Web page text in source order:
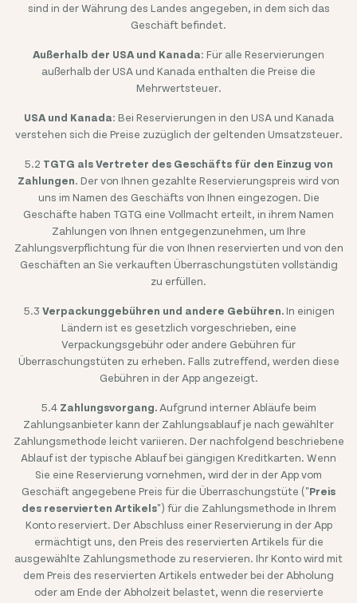
sind in der Währung des Landes angegeben, in dem sich das
Geschäft befindet.
Außerhalb der USA und Kanada: Für alle Reservierungen
außerhalb der USA und Kanada enthalten die Preise die
Mehrwertsteuer.
USA und Kanada: Bei Reservierungen in den USA und Kanada
verstehen sich die Preise zuzüglich der geltenden Umsatzsteuer.
5.2 TGTG als Vertreter des Geschäfts für den Einzug von
Zahlungen. Der von Ihnen gezahlte Reservierungspreis wird von
uns im Namen des Geschäfts von Ihnen eingezogen. Die
Geschäfte haben TGTG eine Vollmacht erteilt, in ihrem Namen
Zahlungen von Ihnen entgegenzunehmen, um Ihre
Zahlungsverpflichtung für die von Ihnen reservierten und von den
Geschäften an Sie verkauften Überraschungstüten vollständig
zu erfüllen.
5.3 Verpackunggebühren und andere Gebühren.In einigen
Ländern ist es gesetzlich vorgeschrieben, eine
Verpackungsgebühr oder andere Gebühren für
Überraschungstüten zu erheben. Falls zutreffend, werden diese
Gebühren in der App angezeigt.
5.4 Zahlungsvorgang. Aufgrund interner Abläufe beim
Zahlungsanbieter kann der Zahlungsablauf je nach gewählter
Zahlungsmethode leicht variieren. Der nachfolgend beschriebene
Ablauf ist der typische Ablauf bei gängigen Kreditkarten. Wenn
Sie eine Reservierung vornehmen, wird der in der App vom
Geschäft angegebene Preis für die Überraschungstüte ("Preis
des reservierten Artikels") für die Zahlungsmethode in Ihrem
Konto reserviert. Der Abschluss einer Reservierung in der App
ermächtigt uns, den Preis des reservierten Artikels für die
ausgewählte Zahlungsmethode zu reservieren. Ihr Konto wird mit
dem Preis des reservierten Artikels entweder bei der Abholung
oder am Ende der Abholzeit belastet, wenn die reservierte